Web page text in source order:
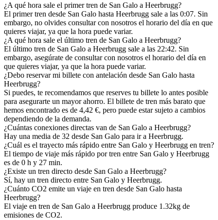
¿A qué hora sale el primer tren de San Galo a Heerbrugg?
El primer tren desde San Galo hasta Heerbrugg sale a las 0:07. Sin
embargo, no olvides consultar con nosotros el horario del día en que
quieres viajar, ya que la hora puede variar.
¿A qué hora sale el último tren de San Galo a Heerbrugg?
El último tren de San Galo a Heerbrugg sale a las 22:42. Sin
embargo, asegúrate de consultar con nosotros el horario del día en
que quieres viajar, ya que la hora puede variar.
¿Debo reservar mi billete con antelación desde San Galo hasta
Heerbrugg?
Si puedes, te recomendamos que reserves tu billete lo antes posible
para asegurarte un mayor ahorro. El billete de tren más barato que
hemos encontrado es de 4,42 €, pero puede estar sujeto a cambios
dependiendo de la demanda.
¿Cuántas conexiones directas van de San Galo a Heerbrugg?
Hay una media de 32 desde San Galo para ir a Heerbrugg.
¿Cuál es el trayecto más rápido entre San Galo y Heerbrugg en tren?
El tiempo de viaje más rápido por tren entre San Galo y Heerbrugg
es de 0 h y 27 min.
¿Existe un tren directo desde San Galo a Heerbrugg?
Sí, hay un tren directo entre San Galo y Heerbrugg.
¿Cuánto CO2 emite un viaje en tren desde San Galo hasta
Heerbrugg?
El viaje en tren de San Galo a Heerbrugg produce 1.32kg de
emisiones de CO2.